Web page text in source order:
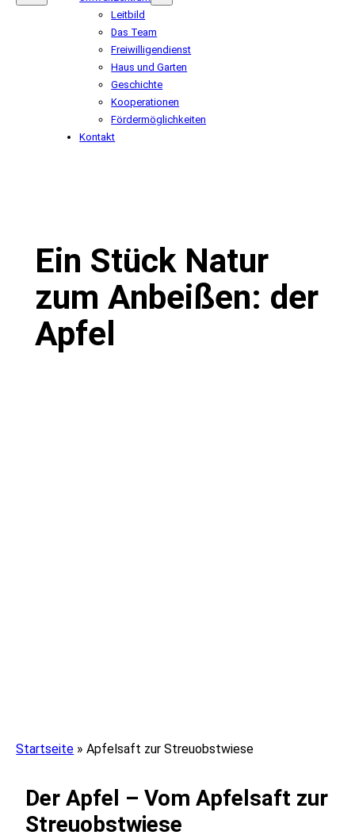
Leitbild
Das Team
Freiwilligendienst
Haus und Garten
Geschichte
Kooperationen
Fördermöglichkeiten
Kontakt
Ein Stück Natur
zum Anbeißen: der
Apfel
Startseite »Apfelsaft zur Streuobstwiese
Der Apfel – Vom Apfelsaft zur
Streuobstwiese